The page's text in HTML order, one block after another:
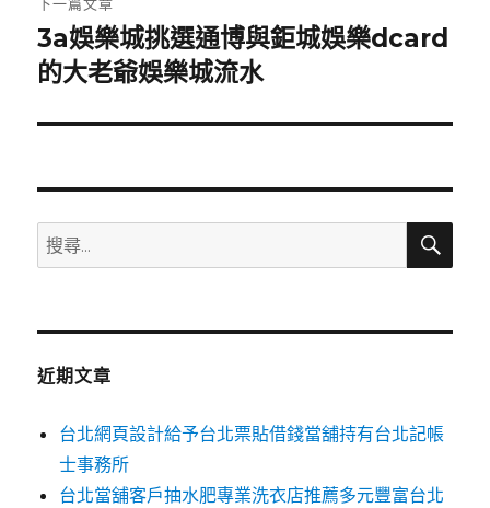
下
一
文
3a娛樂城挑選通博與鉅城娛樂dcard
的大老爺娛樂城流水
搜
尋
鍵
搜
近期文章
台北網頁設計給予台北票貼借錢當舖持有台北記帳
士事務所
台北當舖客戶抽水肥專業洗衣店推薦多元豐富台北